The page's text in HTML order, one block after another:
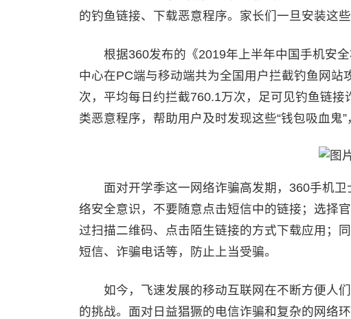
的钓鱼链接、下载恶意程序。家长们一旦安装这
根据360发布的《2019年上半年中国手机安全
中心在PC端与移动端共为全国用户拦截钓鱼网
次，平均每日约拦截760.1万次，足可见钓鱼链
类恶意程序，帮助用户及时发现这些“钱包吸血鬼”
面对开学季这一网络诈骗高发期，360手机卫
络安全意识，不要随意点击短信中的链接；选择
过扫描二维码、点击陌生链接的方式下载应用；
短信、诈骗电话等，防止上当受骗。
如今，飞速发展的移动互联网在不断方便人们
的挑战。面对日益猖獗的电信诈骗和复杂的网络